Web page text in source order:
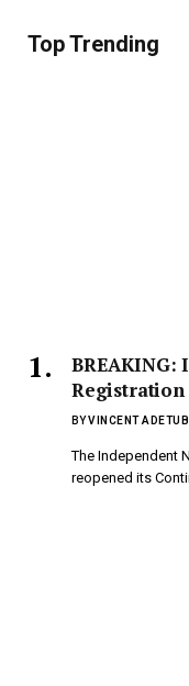
Top Trending
BREAKING:
BYVINCENT
The Independent
reopened its